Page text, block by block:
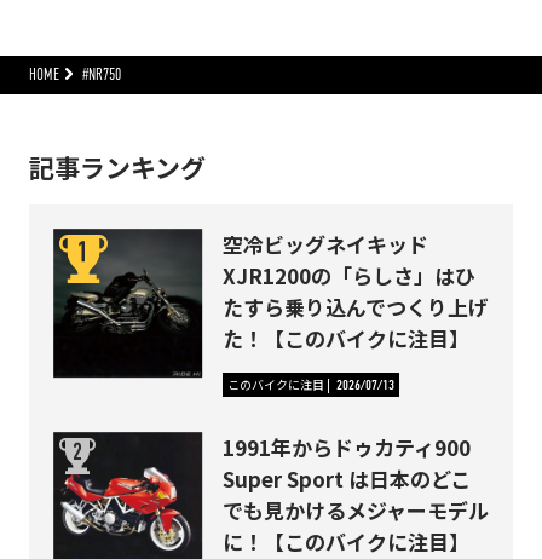
HOME #NR750
記事ランキング
空冷ビッグネイキッド
XJR1200の「らしさ」はひ
たすら乗り込んでつくり上げ
た！【このバイクに注目】
このバイクに注目 2026/07/13
1991年からドゥカティ900
Super Sport は日本のどこ
でも見かけるメジャーモデル
に！【このバイクに注目】